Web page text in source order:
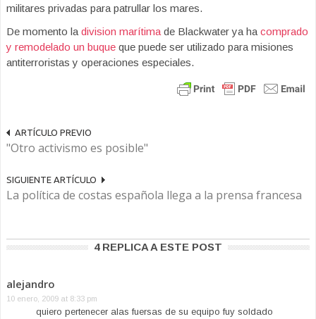
militares privadas para patrullar los mares.
De momento la division marítima de Blackwater ya ha comprado
y remodelado un buque que puede ser utilizado para misiones
antiterroristas y operaciones especiales.
ARTÍCULO PREVIO
"Otro activismo es posible"
SIGUIENTE ARTÍCULO
La política de costas española llega a la prensa francesa
4 REPLICA A ESTE POST
alejandro
10 enero, 2009 at 8:33 pm
quiero pertenecer alas fuersas de su equipo fuy soldado